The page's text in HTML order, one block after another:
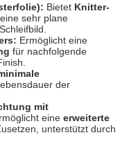
Bietet Knitter-
sehr plane
Ermöglicht eine
für nachfolgende
der
mit
eine erweiterte
unterstützt durch